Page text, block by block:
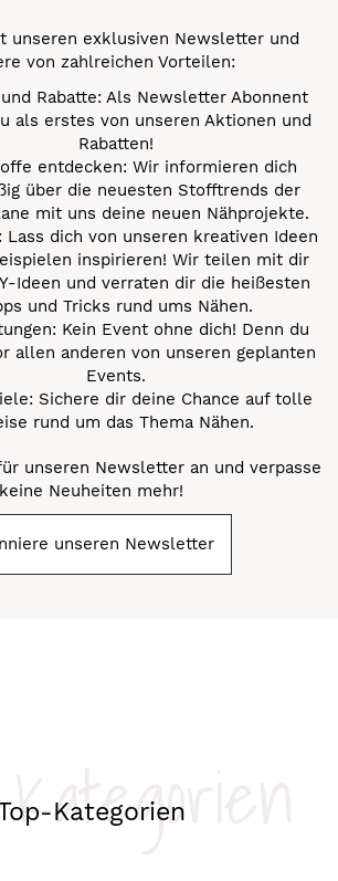
unseren exklusiven Newsletter und
von zahlreichen Vorteilen:
Rabatte: Als Newsletter Abonnent
als erstes von unseren Aktionen und
Rabatten!
entdecken: Wir informieren dich
über die neuesten Stofftrends der
mit uns deine neuen Nähprojekte.
Lass dich von unseren kreativen Ideen
inspirieren! Wir teilen mit dir
Ideen und verraten dir die heißesten
und Tricks rund ums Nähen.
Kein Event ohne dich! Denn du
allen anderen von unseren geplanten
Events.
Sichere dir deine Chance auf tolle
rund um das Thema Nähen.
unseren Newsletter an und verpasse
keine Neuheiten mehr!
unseren Newsletter
Kategorien
Kategorien